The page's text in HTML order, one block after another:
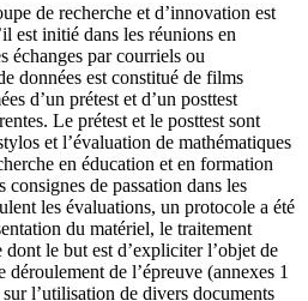
de recherche et d’innovation est
est initié dans les réunions en
échanges par courriels ou
données est constitué de films
d’un prétest et d’un posttest
Le prétest et le posttest sont
et l’évaluation de mathématiques
en éducation et en formation
de passation dans les
les évaluations, un protocole a été
du matériel, le traitement
le but est d’expliciter l’objet de
déroulement de l’épreuve (annexes 1
l’utilisation de divers documents